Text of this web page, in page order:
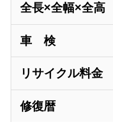
全長×全幅×全高
車 検
リサイクル料金
修復暦